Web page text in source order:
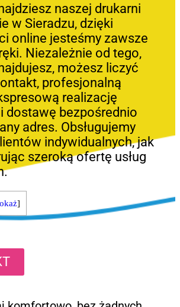
naszej drukarni
w Sieradzu, dzięki
online jesteśmy zawsze
Niezależnie od tego,
możesz liczyć
profesjonalną
realizację
dostawę bezpośrednio
adres. Obsługujemy
indywidualnych, jak
szeroką ofertę usług
]